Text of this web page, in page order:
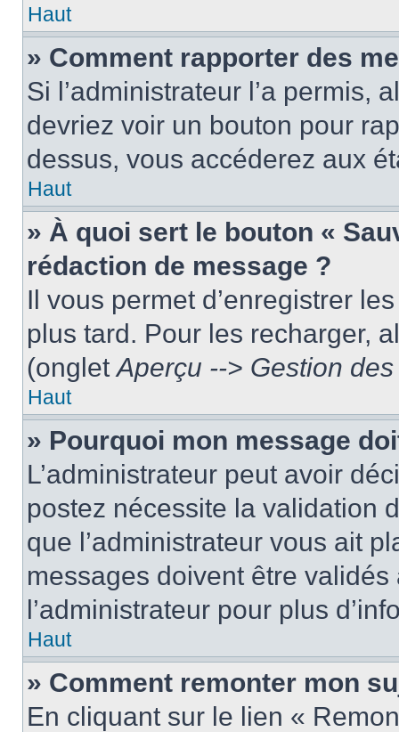
Haut
» Comment rapporter des
Si l’administrateur l’a permis,
devriez voir un bouton pour
dessus, vous accéderez aux
Haut
» À quoi sert le bouton «
rédaction de message ?
Il vous permet d’enregistrer
plus tard. Pour les recharger,
(ongletAperçu --> Gestion
Haut
» Pourquoi mon message
L’administrateur peut avoir
postez nécessite la validation
que l’administrateur vous ait
messages doivent être validés
l’administrateur pour plus
Haut
» Comment remonter mon
En cliquant sur le lien «